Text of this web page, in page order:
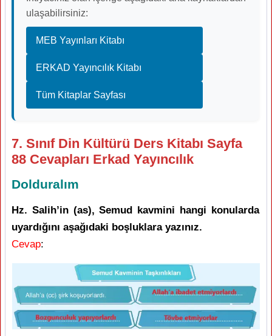
ulaşabilirsiniz:
MEB Yayınları Kitabı
ERKAD Yayıncılık Kitabı
Tüm Kitaplar Sayfası
7. Sınıf Din Kültürü Ders Kitabı Sayfa
88 Cevapları Erkad Yayıncılık
Dolduralım
Hz. Salih’in (as), Semud kavmini hangi konularda
uyardığını aşağıdaki boşluklara yazınız.
Cevap: